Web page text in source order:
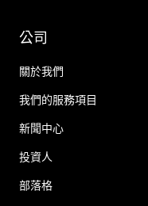
公司
關於我們
我們的服務項目
新聞中心
投資人
部落格